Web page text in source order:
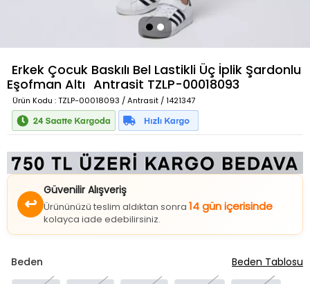
Erkek Çocuk Baskılı Bel Lastikli Üç İplik Şardonlu
Eşofman Altı Antrasit TZLP-00018093
Ürün Kodu : TZLP-00018093 / Antrasit / 1421347
↩
Güvenilir Alışveriş
Ürününüzü teslim aldıktan sonra 14 gün içerisinde
kolayca iade edebilirsiniz.
Beden Beden Tablosu